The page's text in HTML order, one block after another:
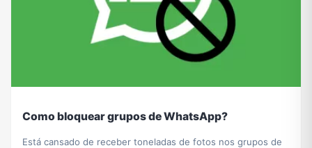
Como bloquear grupos de WhatsApp?
Está cansado de receber toneladas de fotos nos grupos de